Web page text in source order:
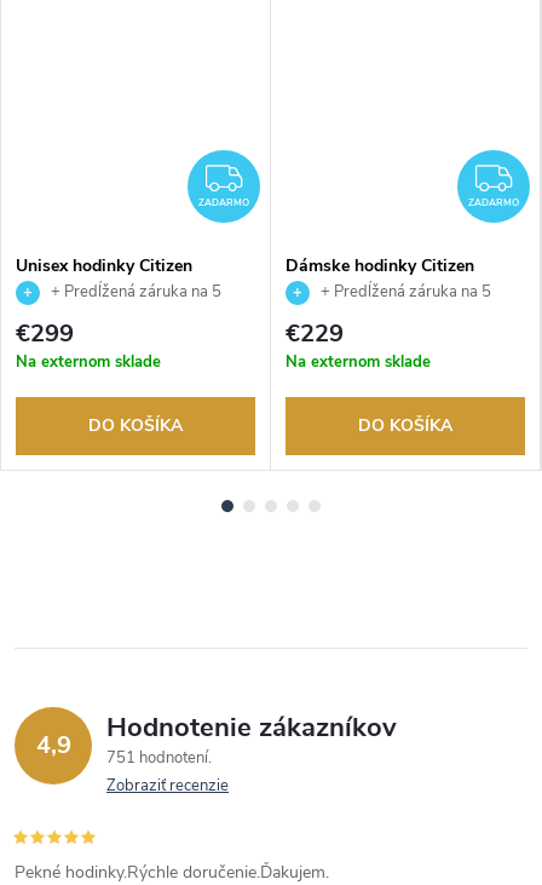
ZADARMO
ZADARMO
Unisex hodinky Citizen
NJ0200-50Z
+ Predĺžená záruka na 5
rokov. Až 100 dní na vrátenie
tovaru. Autorizovaný predajca.
€299
Na externom sklade
DO KOŠÍKA
ZADARMO
Dámske hodinky Citizen
EM0990-81E
+ Predĺžená záruka na 5
rokov. Až 100 dní na vrátenie
tovaru. Autorizovaný predajca.
€229
Na externom sklade
DO KOŠÍKA
4,9 Hodnotenie zákazníkov
751 hodnotení
Zobraziť recenzie
Pekné hodinky.Rýchle doručenie.Ďakujem.